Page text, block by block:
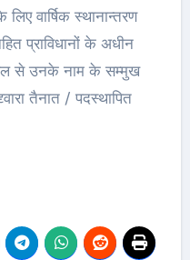
वार्षिक स्थानान्तरण
प्राविधानों के अधीन
से उनके नाम के सम्मुख
तैनात / पदस्थापित